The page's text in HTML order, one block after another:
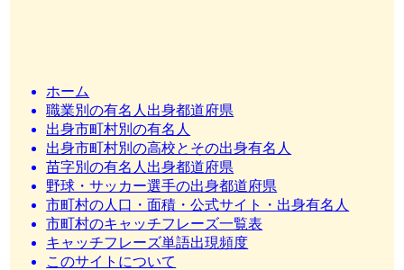
ホーム
職業別の有名人出身都道府県
出身市町村別の有名人
出身市町村別の高校とその出身有名人
苗字別の有名人出身都道府県
野球・サッカー選手の出身都道府県
市町村の人口・面積・公式サイト・出身有名人
市町村のキャッチフレーズ一覧表
キャッチフレーズ単語出現頻度
このサイトについて